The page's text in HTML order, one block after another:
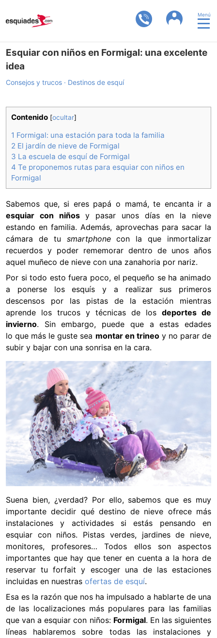
Menú
Esquiar con niños en Formigal: una excelente
idea
Consejos y trucos Destinos de esquí
Contenido [ocultar]
1 Formigal: una estación para toda la familia
2 El jardín de nieve de Formigal
3 La escuela de esquí de Formigal
4 Te proponemos rutas para esquiar con niños en
Formigal
Sabemos que, si eres papá o mamá, te encanta ir a
esquiar con niñosy pasar unos días en la nieve
estando en familia. Además, aprovechas para sacar la
cámara de tu smartphonecon la que inmortalizar
recuerdos y poder rememorar dentro de unos años
aquel muñeco de nieve con una zanahoria por nariz.
Por si todo esto fuera poco, el pequeño se ha animado
a ponerse los esquís y a realizar sus primeros
descensos por las pistas de la estación mientras
aprende los trucos y técnicas de los deportes de
invierno. Sin embargo, puede que a estas edades
lo que más le guste sea montar en trineoy no parar de
subir y bajar con una sonrisa en la cara.
Suena bien, ¿verdad? Por ello, sabemos que es muy
importante decidir qué destino de nieve ofrece más
instalaciones y actividades si estás pensando en
esquiar con niños. Pistas verdes, jardines de nieve,
monitores, profesores… Todos ellos son aspectos
importantes que hay que tener en cuenta a la hora de
reservar tu forfait y escoger una de las estaciones
incluidas en nuestras ofertas de esquí.
Esa es la razón que nos ha impulsado a hablarte de una
de las localizaciones más populares para las familias
que van a esquiar con niños: Formigal. En las siguientes
líneas hablaremos sobre todas las instalaciones y